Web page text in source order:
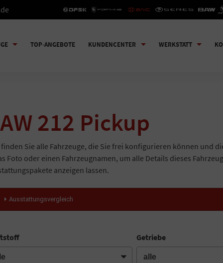
TOP-ANGEBOTE KUNDENCENTER WERKSTATT
212 Pickup
finden Sie alle Fahrzeuge, die Sie frei konfigurieren können und
Foto oder einen Fahrzeugnamen, um alle Details dieses
anzeigen lassen.
Ausstattungsvergleich
Getriebe